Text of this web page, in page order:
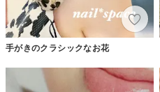
手がきのクラシックなお花